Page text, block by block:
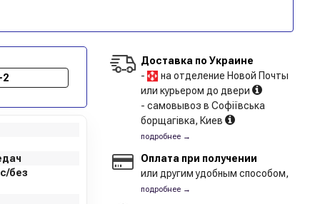
2
без
Доставка по Украине
-
на отделение Новой Почты
или курьером до двери
- самовывоз в Софіївська
борщагівка, Киев
подробнее →
Оплата при получении
или другим удобным способом,
подробнее →